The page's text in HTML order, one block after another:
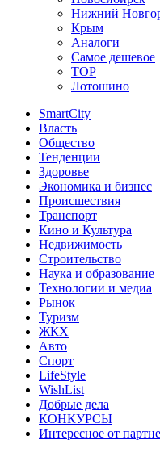
Нижний
Крым
Аналоги
Самое дешевое
TOP
Лотошино
SmartCity
Власть
Общество
Тенденции
Здоровье
Экономика и бизнес
Происшествия
Транспорт
Кино и Культура
Недвижимость
Строительство
Наука и образование
Технологии и медиа
Рынок
Туризм
ЖКХ
Авто
Спорт
LifeStyle
WishList
Добрые дела
КОНКУРСЫ
Интересное от